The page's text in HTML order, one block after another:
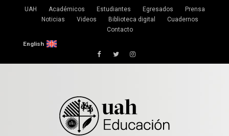
UAH Académicos Estudiantes Egresados
Prensa
Noticias
Videos Biblioteca digital
Cuadernos
Contacto
English
FacebookTwitterInstagram